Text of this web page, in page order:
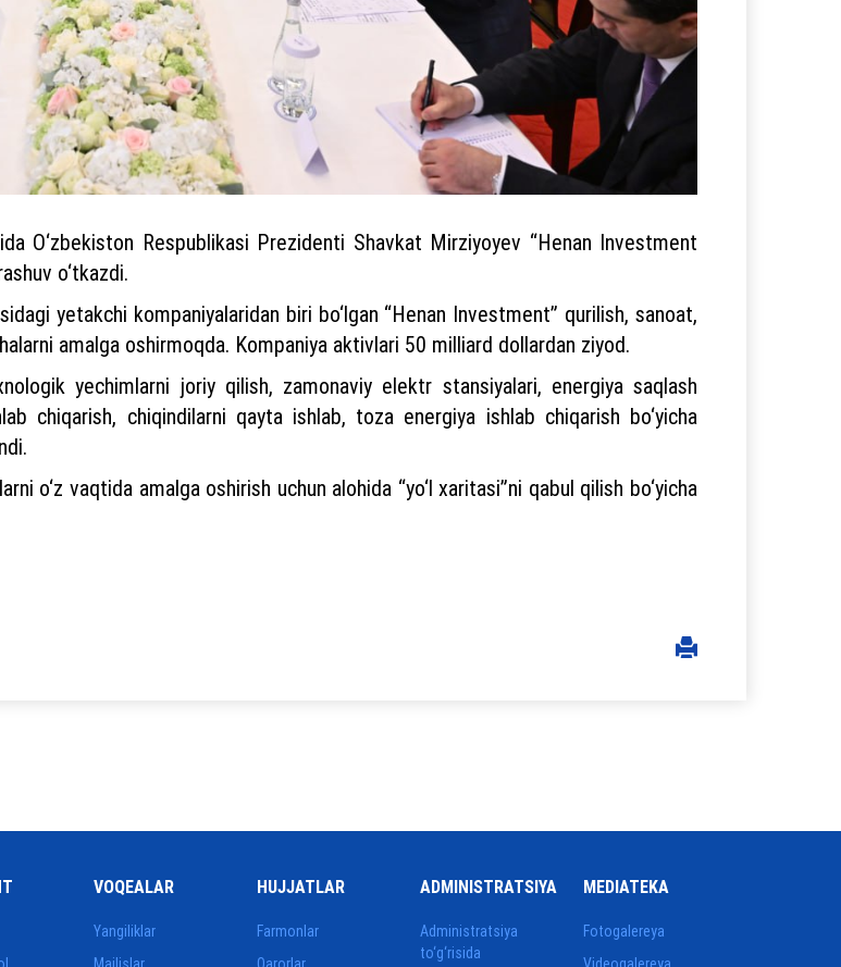
O‘zbekiston Respublikasi Prezidenti Shavkat Mirziyoyev “Henan Investment
o‘tkazdi.
yetakchi kompaniyalaridan biri bo‘lgan “Henan Investment” qurilish, sanoat,
amalga oshirmoqda. Kompaniya aktivlari 50 milliard dollardan ziyod.
yechimlarni joriy qilish, zamonaviy elektr stansiyalari, energiya saqlash
chiqarish, chiqindilarni qayta ishlab, toza energiya ishlab chiqarish bo‘yicha
o‘z vaqtida amalga oshirish uchun alohida “yo‘l xaritasi”ni qabul qilish bo‘yicha
VOQEALAR
Yangiliklar
HUJJATLAR
Farmonlar
ADMINISTRATSIYA
Administratsiya
to‘g‘risida
MEDIATEKA
Fotogalereya